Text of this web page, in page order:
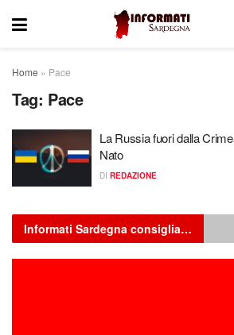
Home » Pace
Tag: Pace
La Russia fuori dalla
Nato
DI REDAZIONE
Informati Sardegna consiglia…